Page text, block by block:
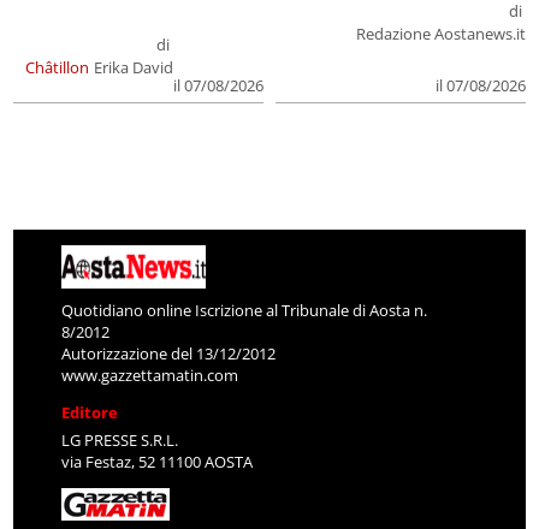
Châtillon
di
Erika David
il 07/08/2026
di
Redazione Aostanews.it
il 07/08/2026
Quotidiano online Iscrizione al Tribunale di Aosta n.
8/2012
Autorizzazione del 13/12/2012
www.gazzettamatin.com
Editore
LG PRESSE S.R.L.
via Festaz, 52 11100 AOSTA